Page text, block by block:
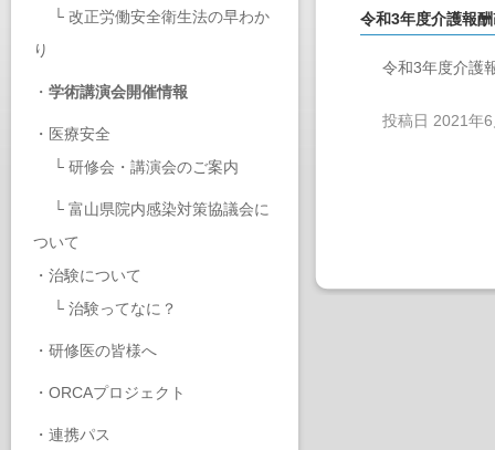
└ 改正労働安全衛生法の早わか
り
・ 学術講演会開催情報
・ 医療安全
└ 研修会・講演会のご案内
└ 富山県院内感染対策協議会に
ついて
・ 治験について
└ 治験ってなに？
・ 研修医の皆様へ
・ ORCAプロジェクト
・ 連携パス
令和3年度介護報
令和3年度介護
投稿日 2021年